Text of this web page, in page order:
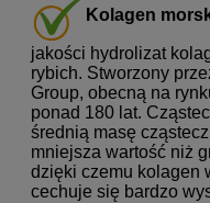
Kolagen
jakości hydrolizat
rybich. Stworzony
Group, obecną na
ponad 180 lat.
średnią masę
mniejsza wartość niż
dzięki czemu kolagen
cechuje się bardzo